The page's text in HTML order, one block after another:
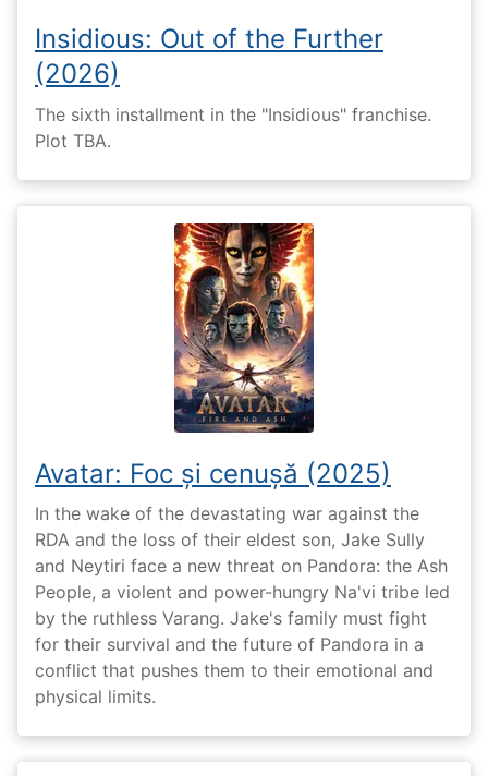
Insidious: Out of the Further
(2026)
The sixth installment in the "Insidious" franchise.
Plot TBA.
Avatar: Foc și cenușă (2025)
In the wake of the devastating war against the
RDA and the loss of their eldest son, Jake Sully
and Neytiri face a new threat on Pandora: the Ash
People, a violent and power-hungry Na'vi tribe led
by the ruthless Varang. Jake's family must fight
for their survival and the future of Pandora in a
conflict that pushes them to their emotional and
physical limits.